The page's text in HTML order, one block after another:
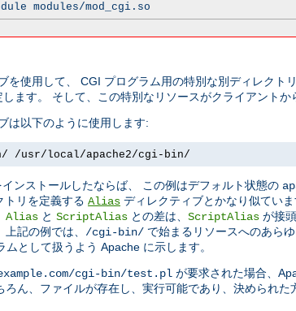
modules/mod_cgi.so
を使用して、 CGI プログラム用の特別な別ディレク
ます。 そして、この特別なリソースがクライアントか
は以下のように使用します:
/usr/local/apache2/cgi-bin/
ンストールしたならば、 この例はデフォルト状態の
トリを定義する Alias ディレクティブとかなり似ていま
Alias と ScriptAlias との差は、 ScriptAlias が接
記の例では、 /cgi-bin/ で始まるリソースへのあら
として扱うよう Apache に示します。
cgi-bin/test.pl が要求された場合、
ろん、ファイルが存在し、実行可能であり、決められ